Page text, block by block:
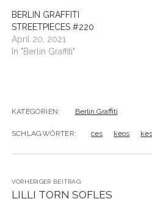
BERLIN GRAFFITI
STREETPIECES #220
April 20, 2021
In "Berlin Graffiti"
KATEGORIEN: Berlin Graffiti
SCHLAGWÖRTER: ces keos kes
VORHERIGER BEITRAG
LILLI TORN SOFLES